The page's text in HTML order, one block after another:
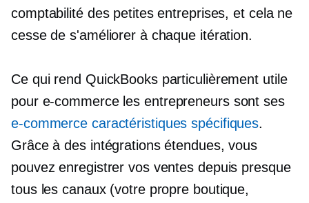
comptabilité des petites entreprises, et cela ne
cesse de s'améliorer à chaque itération.
Ce qui rend QuickBooks particulièrement utile
pour e-commerceles entrepreneurs sont ses
e-commerce caractéristiques spécifiques.
Grâce à des intégrations étendues, vous
pouvez enregistrer vos ventes depuis presque
tous les canaux (votre propre boutique,